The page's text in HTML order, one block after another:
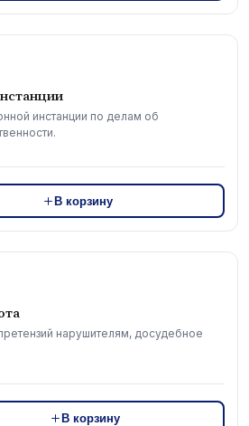
инстанции по делам об
В корзину
нарушителям, досудебное
В корзину